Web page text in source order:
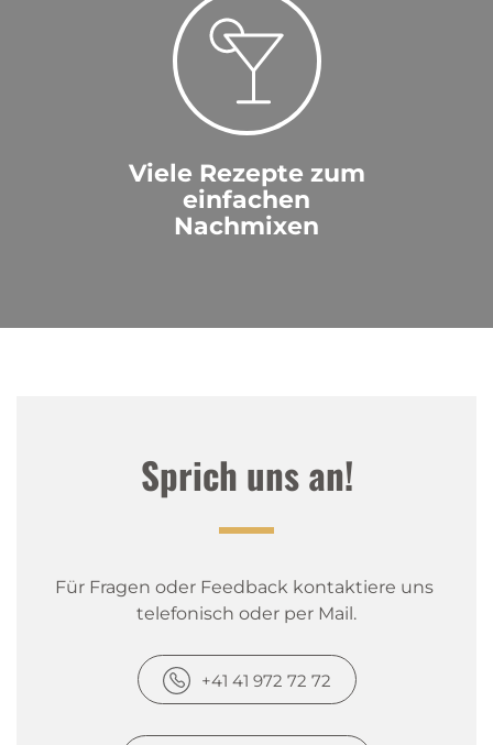
Viele Rezepte zum
einfachen
Nachmixen
Sprich uns an!
Für Fragen oder Feedback kontaktiere uns
telefonisch oder per Mail.
+41 41 972 72 72